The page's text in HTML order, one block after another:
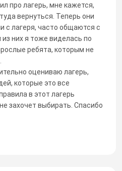
про лагерь, мне кажется,
вернуться. Теперь они
с лагеря, часто общаются с
них я тоже виделась по
ребята, которым не
оцениваю лагерь,
которые это все
в этот лагерь
захочет выбирать. Спасибо